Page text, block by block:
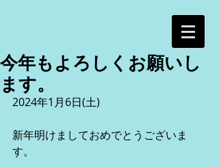
今年もよろしくお願いし
ます。
2024年1月6日(土)
新年明けましておめでとうございま
す。